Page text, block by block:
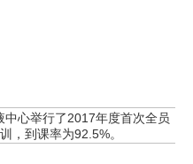
心举行了2017年度首次全员
，到课率为92.5%。